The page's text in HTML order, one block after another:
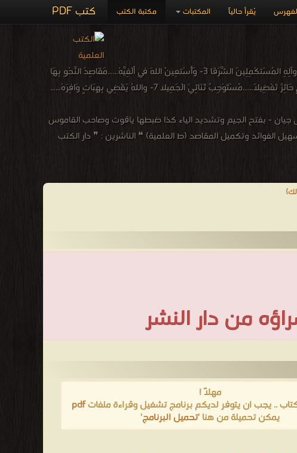
كتب PDF مكتبة الكتب المكتبات يُقرأ حالياً
متن الألفية (ألفية ابن مالك) من النحو والصرف 1- قَالَ مُحَمَّدٌ هُوَ ابْنُ مَالِك …أَحْمَدُ رَبِّي اللهَ خَيْرَ مَالِكِ 2- مُصَلِّياً عَلَى النَّبيِّ الْمُصْطفَى… وآلِهِ المُسْتكْمِلِينَ الشَّرَفَا 3- وَأَسْتعِينُ اللهَ فِي ألْفِيَّهْ……مَقَاصِدُ النَّحْوِ بِهَا
مَحْوِيَّهْ 4- تُقَرِّبُ الأقْصى بِلَفْظٍ مُوجَزِ……وَتَبْسُطُ الْبَذْلَ بِوَعْدٍ مُنْجَزِ 5- وَتَقْتَضي رِضاً بِغَيرِ سُخْطِ……فَائِقَةً ألْفِيَّةَ ابْنِ مُعْطِي 6- وَهْوَ بِسَبْقٍ حَائِزٌ تَفْضِيلاَ……مُسْتَوْجِبٌ ثَنَائِيَ الْجَمِيلا 7- واللهُ يَقْضِي بِهِبَاتٍ وَافِرَهْ……
- محمد بن عبد الله بن مالك الطائي الجياني المعروف بـابن مالك (600 هـ-672 هـ) نسبةً إلى جيان - بفتح الجيم وتشديد الياء كذا ضبطها ياقوت وصاحب القاموس
الفوائد وتكميل المقاصد (ط العلمية) ❝ الناشرين : ❞ دار الكتب
من دار النشر
مهلاً !
.. يجب ان يتوفر لديكم برنامج تشغيل وقراءة ملفاتpdf
يمكن تحميلة من هنا 'تحميل البرنامج'